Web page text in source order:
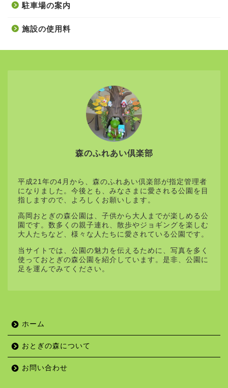
駐車場の案内
施設の使用料
森のふれあい倶楽部
平成21年の4月から、森のふれあい倶楽部が指定管理者
になりました。今後とも、みなさまに愛される公園を目
指しますので、よろしくお願いします。
高岡おとぎの森公園は、子供から大人までが楽しめる公
園です。数多くの親子連れ、散歩やジョギングを楽しむ
大人たちなど、様々な人たちに愛されている公園です。
当サイトでは、公園の魅力を伝えるために、写真を多く
使っておとぎの森公園を紹介しています。是非、公園に
足を運んでみてください。
ホーム
おとぎの森について
お問い合わせ